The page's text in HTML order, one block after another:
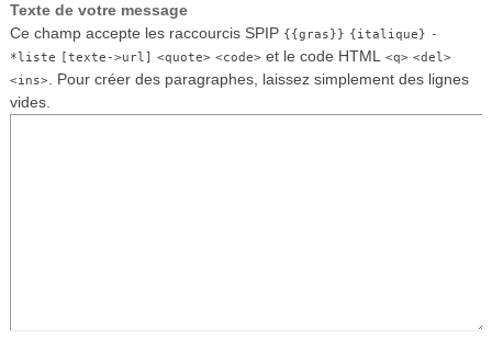
Texte de votre message
Ce champ accepte les raccourcis SPIP {{gras}} {italique} -
*liste [texte->url] <quote> <code>et le code HTML <q> <del>
<ins>. Pour créer des paragraphes, laissez simplement des lignes
vides.